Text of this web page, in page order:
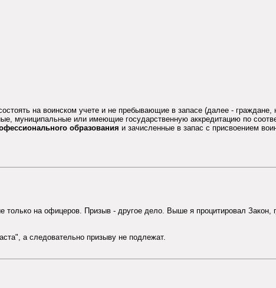
на воинском учете и не пребывающие в запасе (далее -
муниципальные или имеющие государственную аккредитацию по
образования и зачисленные в запас с присвоением
на офицеров. Призыв - другое дело. Выше я процитировал Закон,
а следовательно призыву не подлежат.